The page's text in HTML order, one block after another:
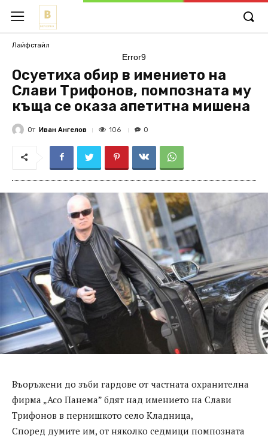
Лайфстайл
Error9
Осуетиха обир в имението на
Слави Трифонов, помпозната му
къща се оказа апетитна мишена
От Иван Ангелов 106 0
Въоръжени до зъби гардове от частната охранителна
фирма „Асо Панема” бдят над имението на Слави
Трифонов в пернишкото село Кладница,
Според думите им, от няколко седмици помпозната